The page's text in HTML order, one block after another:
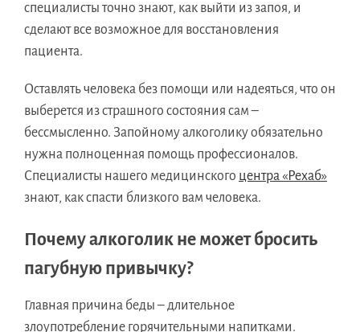
специалисты точно знают, как выйти из запоя, и
сделают все возможное для восстановления
пациента.
Оставлять человека без помощи или надеяться, что он
выберется из страшного состояния сам –
бессмысленно. Запойному алкоголику обязательно
нужна полноценная помощь профессионалов.
Специалисты нашего медицинского центра «Рехаб»
знают, как спасти близкого вам человека.
Почему алкоголик не может бросить
пагубную привычку?
Главная причина беды – длительное
злоупотребление горячительными напитками.